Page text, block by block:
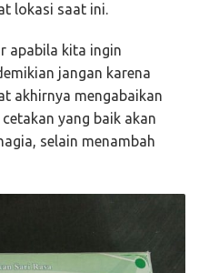
lokasi saat ini.
apabila kita ingin
jangan karena
akhirnya mengabaikan
yang baik akan
selain menambah